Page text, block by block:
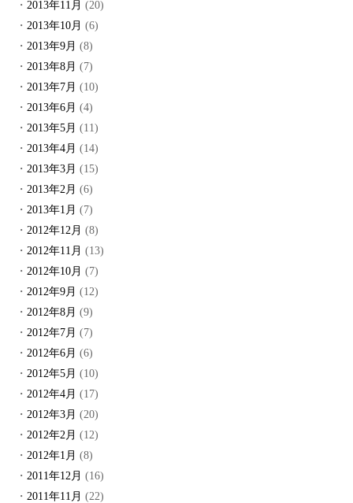
2013年11月 (20)
2013年10月 (6)
2013年9月 (8)
2013年8月 (7)
2013年7月 (10)
2013年6月 (4)
2013年5月 (11)
2013年4月 (14)
2013年3月 (15)
2013年2月 (6)
2013年1月 (7)
2012年12月 (8)
2012年11月 (13)
2012年10月 (7)
2012年9月 (12)
2012年8月 (9)
2012年7月 (7)
2012年6月 (6)
2012年5月 (10)
2012年4月 (17)
2012年3月 (20)
2012年2月 (12)
2012年1月 (8)
2011年12月 (16)
2011年11月 (22)